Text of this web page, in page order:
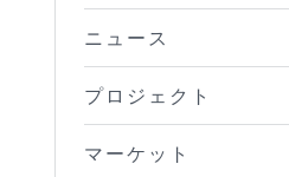
ニュース
プロジェクト
マーケット